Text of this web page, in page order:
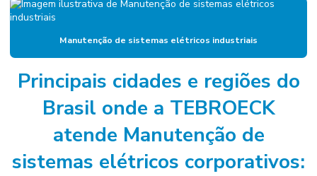
Empresa gestora de ativos
Empresa de manutenção corporativa
Empresa de manutenção industrial
Empresa de manutenção preventiva
Empresa de mão de obra industrial
Empresa de mão de obra técnica
Manutenção de sistemas elétricos industriais
Principais cidades e regiões do
Brasil onde a TEBROECK
atende Manutenção de
sistemas elétricos corporativos: